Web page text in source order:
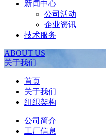
新闻中心
公司活动
企业资讯
技术服务
ABOUT US
关于我们
首页
关于我们
组织架构
公司简介
工厂信息